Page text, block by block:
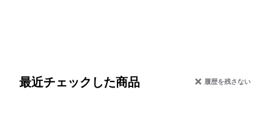
最近チェックした商品 履歴を残さない